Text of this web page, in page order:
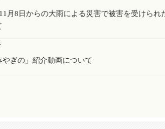
11月8日からの大雨による災害で被害を受けら
やぎの」紹介動画について